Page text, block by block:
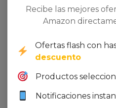
Ver oferta en Amazon
Dto. -16%
Recibe las mejores
Amazon
Ofertas flash con
descuento
Productos
Notificaciones